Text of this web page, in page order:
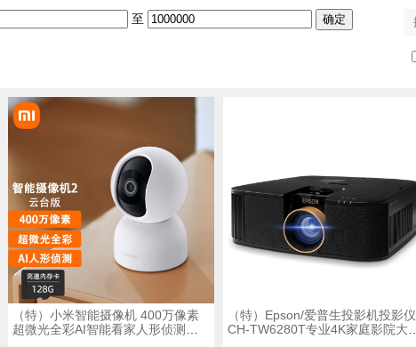
至
（特）小米智能摄像机 400万像素
超微光全彩AI智能看家人形侦测人
（特）Epson/爱普生投影机投影仪
CH-TW6280T专业4K家庭影院大范